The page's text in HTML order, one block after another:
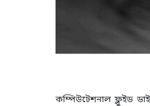
কম্পিউটেশনাল ফ্লুইড